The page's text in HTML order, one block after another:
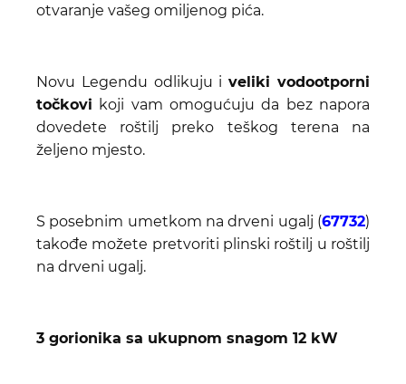
otvaranje vašeg omiljenog pića.
Novu Legendu odlikuju iveliki vodootporni
točkovi koji vam omogućuju da bez napora
dovedete roštilj preko teškog terena na
željeno mjesto.
S posebnim umetkom na drveni ugalj (67732)
takođe možete pretvoriti plinski roštilj u roštilj
na drveni ugalj.
3 gorionika sa ukupnom snagom 12 kW